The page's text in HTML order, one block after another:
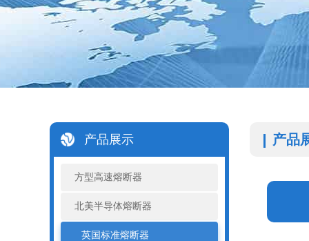
产品展示
方型高速熔断器
北美半导体熔断器
英国标准熔断器
产品